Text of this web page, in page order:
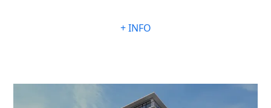
+ INFO